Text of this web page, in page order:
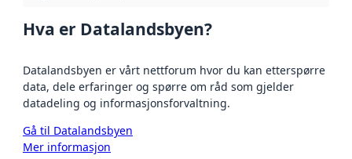
Hva er Datalandsbyen?
Datalandsbyen er vårt nettforum hvor du kan etterspørre
data, dele erfaringer og spørre om råd som gjelder
datadeling og informasjonsforvaltning.
Gå til Datalandsbyen
Mer informasjon